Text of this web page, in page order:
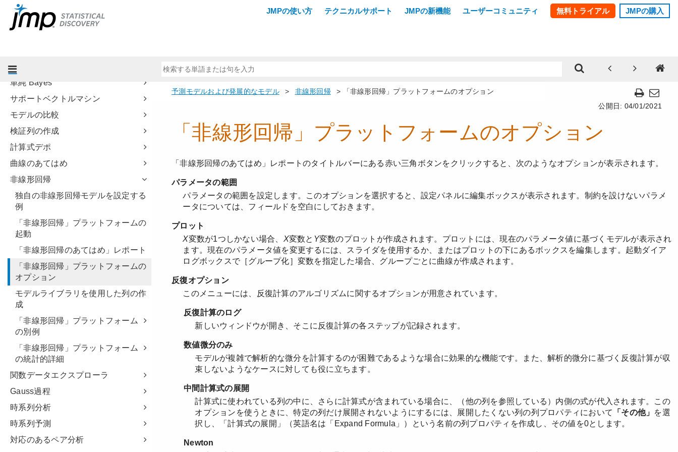
パーティション
K近傍法
単純 Bayes
サポートベクトルマシン
モデルの比較
検証列の作成
計算式デポ
曲線のあてはめ
非線形回帰
独自の非線形回帰モデルを設定する
例
「非線形回帰」プラットフォームの
起動
「非線形回帰のあてはめ」レポート
「非線形回帰」プラットフォームの
オプション
モデルライブラリを使用した列の作
成
「非線形回帰」プラットフォーム
の別例
「非線形回帰」プラットフォーム
の統計的詳細
関数データエクスプローラ
Gauss過程
時系列分析
時系列予測
対応のあるペア分析